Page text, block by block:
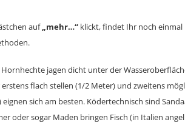
auf„mehr…“ klickt, findet Ihr noch einmal
jagen dicht unter der
flach stellen (1/2 Meter) und zweitens
eignen sich am besten. Ködertechnisch sind
oder sogar Maden bringen Fisch (in Italien